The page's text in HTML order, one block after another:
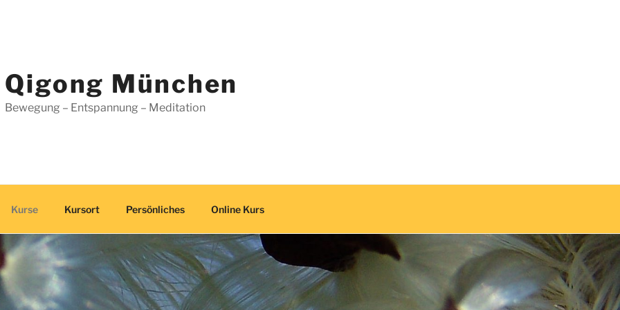
Qigong München
Bewegung – Entspannung – Meditation
Kurse Kursort Persönliches Online Kurs